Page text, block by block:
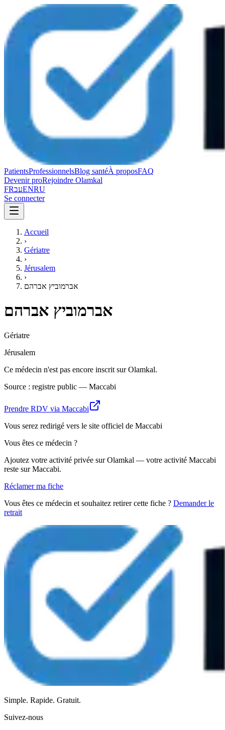
PatientsProfessionnelsBlog santéÀ proposFAQ
Devenir proRejoindre Olamkal
FRעבENRU
Se connecter
Accueil
›
Gériatre
›
Jérusalem
›
אברמוביץ אברהם
אברמוביץ אברהם
Gériatre
Jérusalem
Ce médecin n'est pas encore inscrit sur Olamkal.
Source : registre public — Maccabi
Prendre RDV via Maccabi
Vous serez redirigé vers le site officiel de Maccabi
Vous êtes ce médecin ?
Ajoutez votre activité privée sur Olamkal — votre activité Maccabi
reste sur Maccabi.
Réclamer ma fiche
Vous êtes ce médecin et souhaitez retirer cette fiche ? Demander le
retrait
Simple. Rapide. Gratuit.
Suivez-nous